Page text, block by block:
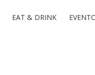
EAT & DRINK